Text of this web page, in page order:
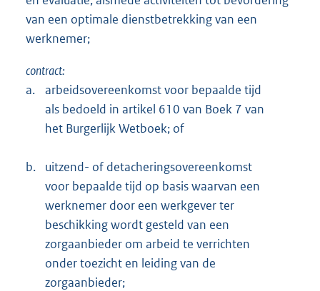
van een optimale dienstbetrekking van een
werknemer;
contract:
a.
arbeidsovereenkomst voor bepaalde tijd
als bedoeld in artikel 610 van Boek 7 van
het Burgerlijk Wetboek; of
b.
uitzend- of detacheringsovereenkomst
voor bepaalde tijd op basis waarvan een
werknemer door een werkgever ter
beschikking wordt gesteld van een
zorgaanbieder om arbeid te verrichten
onder toezicht en leiding van de
zorgaanbieder;